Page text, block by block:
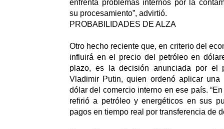
enfrenta problemas internos por la
su procesamiento”, advirtió.
PROBABILIDADES DE ALZA
Otro hecho reciente que, en criterio del
influirá en el precio del petróleo en
plazo, es la decisión anunciada por el
Vladimir Putin, quien ordenó aplicar
dólar del comercio interno en ese país.
refirió a petróleo y energéticos en sus
pagos en tiempo real por transferencia de